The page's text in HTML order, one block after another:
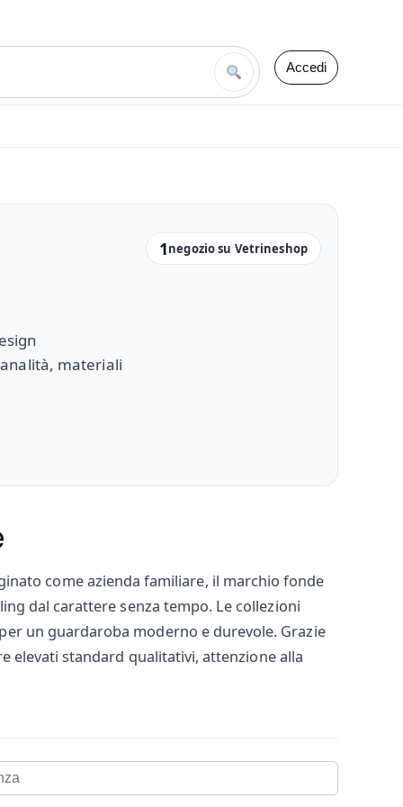
Accedi
1negozio su Vetrineshop
materiali
come azienda familiare, il marchio fonde
dal carattere senza tempo. Le collezioni
un guardaroba moderno e durevole. Grazie
elevati standard qualitativi, attenzione alla